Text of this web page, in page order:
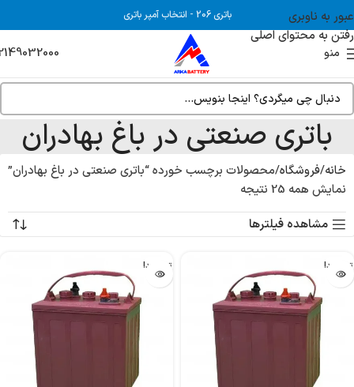
عبور به ناوبری
رفتن به محتوای اصلی
باتری 206 - انتخاب آمپر باتری
منو
باتری صنعتی در باغ بهادران
خانه فروشگاه محصولات برچسب خورده “باتری صنعتی در باغ بهادران”
نمایش همه 25 نتیجه
مشاهده فیلترها
تمام شد! تمام شد!